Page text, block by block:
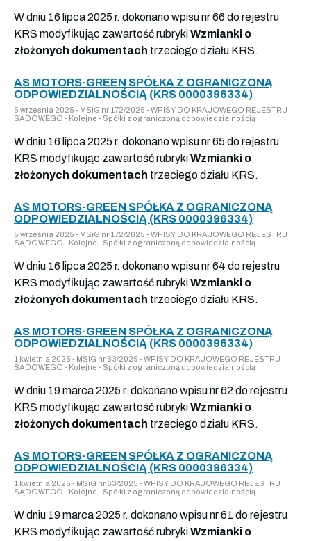
W dniu 16 lipca 2025 r. dokonano wpisu nr 66 do rejestru
KRS modyfikując zawartość rubrykiWzmianki o
złożonych dokumentach trzeciego działu KRS.
AS MOTORS-GREEN SPÓŁKA Z OGRANICZONĄ
ODPOWIEDZIALNOŚCIĄ (KRS 0000396334)
5 września 2025 - MSiG nr 172/2025 - WPISY DO KRAJOWEGO REJESTRU
SĄDOWEGO - Kolejne - Spółki z ograniczoną odpowiedzialnością
W dniu 16 lipca 2025 r. dokonano wpisu nr 65 do rejestru
KRS modyfikując zawartość rubrykiWzmianki o
złożonych dokumentach trzeciego działu KRS.
AS MOTORS-GREEN SPÓŁKA Z OGRANICZONĄ
ODPOWIEDZIALNOŚCIĄ (KRS 0000396334)
5 września 2025 - MSiG nr 172/2025 - WPISY DO KRAJOWEGO REJESTRU
SĄDOWEGO - Kolejne - Spółki z ograniczoną odpowiedzialnością
W dniu 16 lipca 2025 r. dokonano wpisu nr 64 do rejestru
KRS modyfikując zawartość rubrykiWzmianki o
złożonych dokumentach trzeciego działu KRS.
AS MOTORS-GREEN SPÓŁKA Z OGRANICZONĄ
ODPOWIEDZIALNOŚCIĄ (KRS 0000396334)
1 kwietnia 2025 - MSiG nr 63/2025 - WPISY DO KRAJOWEGO REJESTRU
SĄDOWEGO - Kolejne - Spółki z ograniczoną odpowiedzialnością
W dniu 19 marca 2025 r. dokonano wpisu nr 62 do rejestru
KRS modyfikując zawartość rubrykiWzmianki o
złożonych dokumentach trzeciego działu KRS.
AS MOTORS-GREEN SPÓŁKA Z OGRANICZONĄ
ODPOWIEDZIALNOŚCIĄ (KRS 0000396334)
1 kwietnia 2025 - MSiG nr 63/2025 - WPISY DO KRAJOWEGO REJESTRU
SĄDOWEGO - Kolejne - Spółki z ograniczoną odpowiedzialnością
W dniu 19 marca 2025 r. dokonano wpisu nr 61 do rejestru
KRS modyfikując zawartość rubrykiWzmianki o